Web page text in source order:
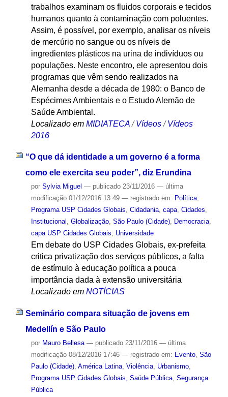
trabalhos examinam os fluidos corporais e tecidos
humanos quanto à contaminação com poluentes.
Assim, é possível, por exemplo, analisar os níveis
de mercúrio no sangue ou os níveis de
ingredientes plásticos na urina de indivíduos ou
populações. Neste encontro, ele apresentou dois
programas que vêm sendo realizados na
Alemanha desde a década de 1980: o Banco de
Espécimes Ambientais e o Estudo Alemão de
Saúde Ambiental.
Localizado em MIDIATECA /Vídeos /Vídeos
2016
“O que dá identidade a um governo é a forma
como ele exercita seu poder”, diz Erundina
por Sylvia Miguel — publicado23/11/2016 — última
modificação01/12/2016 13:49 — registrado em: Política,
Programa USP Cidades Globais, Cidadania, capa, Cidades,
Institucional , Globalização, São Paulo (Cidade), Democracia,
capa USP Cidades Globais, Universidade
Em debate do USP Cidades Globais, ex-prefeita
critica privatização dos serviços públicos, a falta
de estímulo à educação política a pouca
importância dada à extensão universitária
Localizado em NOTÍCIAS
Seminário compara situação de jovens em
Medellín e São Paulo
por Mauro Bellesa — publicado23/11/2016 — última
modificação08/12/2016 17:46 — registrado em: Evento, São
Paulo (Cidade), América Latina, Violência, Urbanismo,
Programa USP Cidades Globais, Saúde Pública, Segurança
Pública